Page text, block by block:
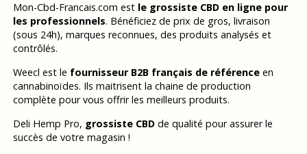
Mon-Cbd-Francais.com est le grossiste CBD en ligne pour
les professionnels. Bénéficiez de prix de gros, livraison
(sous 24h), marques reconnues, des produits analysés et
contrôlés.
Weecl est le fournisseur B2B français de référenceen
cannabinoïdes. Ils maitrisent la chaine de production
complète pour vous offrir les meilleurs produits.
Deli Hemp Pro, grossiste CBDde qualité pour assurer le
succès de votre magasin !